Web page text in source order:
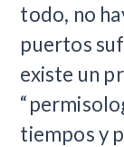
todo, no
puertos
existe un
tiempos y